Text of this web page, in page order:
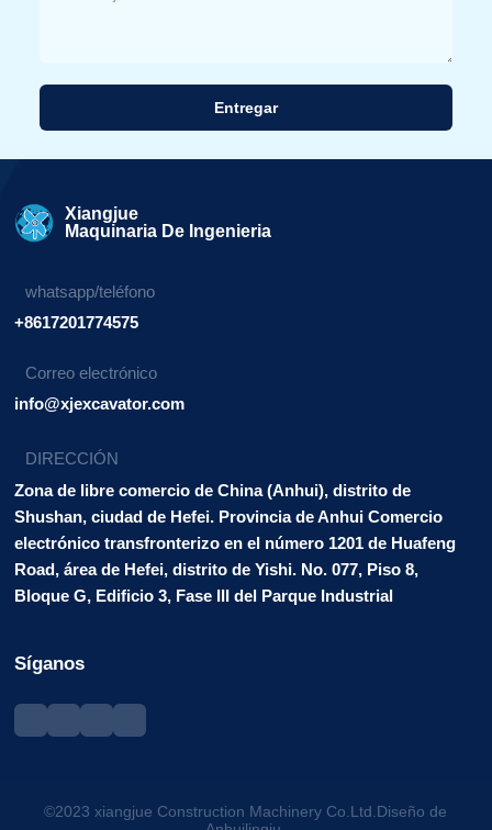
Entregar
Xiangjue
Maquinaria De Ingenieria
whatsapp/teléfono
+8617201774575
Correo electrónico
info@xjexcavator.com
DIRECCIÓN
Zona de libre comercio de China (Anhui), distrito de
Shushan, ciudad de Hefei. Provincia de Anhui Comercio
electrónico transfronterizo en el número 1201 de Huafeng
Road, área de Hefei, distrito de Yishi. No. 077, Piso 8,
Bloque G, Edificio 3, Fase III del Parque Industrial
Síganos
©2023 xiangjue Construction Machinery Co.Ltd.Diseño de